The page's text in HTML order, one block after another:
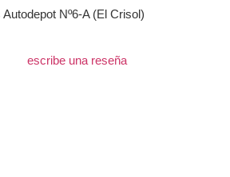
Nº6-A (El Crisol)